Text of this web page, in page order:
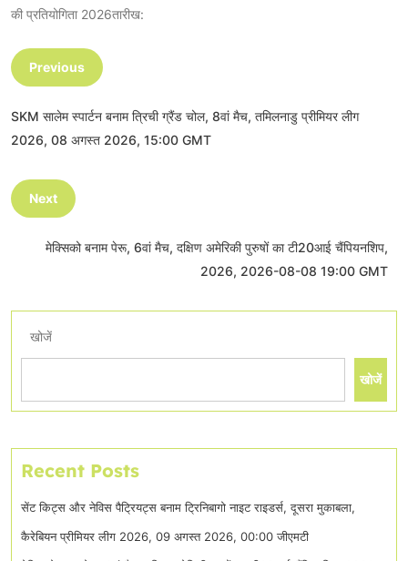
की प्रतियोगिता 2026तारीख:
Previous
SKM सालेम स्पार्टन बनाम त्रिची ग्रैंड चोल, 8वां मैच, तमिलनाडु प्रीमियर लीग
2026, 08 अगस्त 2026, 15:00 GMT
Next
मेक्सिको बनाम पेरू, 6वां मैच, दक्षिण अमेरिकी पुरुषों का टी20आई चैंपियनशिप,
2026, 2026-08-08 19:00 GMT
खोजें
खोजें
Recent Posts
सेंट किट्स और नेविस पैट्रियट्स बनाम ट्रिनिबागो नाइट राइडर्स, दूसरा मुकाबला,
कैरेबियन प्रीमियर लीग 2026, 09 अगस्त 2026, 00:00 जीएमटी